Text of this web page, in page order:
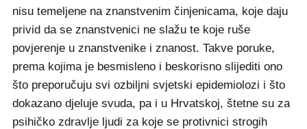
nisu temeljene na znanstvenim činjenicama, koje daju
privid da se znanstvenici ne slažu te koje ruše
povjerenje u znanstvenike i znanost. Takve poruke,
prema kojima je besmisleno i beskorisno slijediti ono
što preporučuju svi ozbiljni svjetski epidemiolozi i što
dokazano djeluje svuda, pa i u Hrvatskoj, štetne su za
psihičko zdravlje ljudi za koje se protivnici strogih